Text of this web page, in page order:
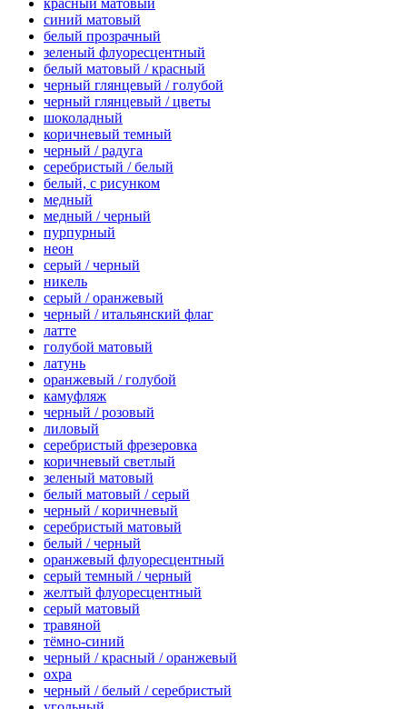
красный матовый
синий матовый
белый прозрачный
зеленый флуоресцентный
белый матовый / красный
черный глянцевый / голубой
черный глянцевый / цветы
шоколадный
коричневый темный
черный / радуга
серебристый / белый
белый, с рисунком
медный
медный / черный
пурпурный
неон
серый / черный
никель
серый / оранжевый
черный / итальянский флаг
латте
голубой матовый
латунь
оранжевый / голубой
камуфляж
черный / розовый
лиловый
серебристый фрезеровка
коричневый светлый
зеленый матовый
белый матовый / серый
черный / коричневый
серебристый матовый
белый / черный
оранжевый флуоресцентный
серый темный / черный
желтый флуоресцентный
серый матовый
травяной
тёмно-синий
черный / красный / оранжевый
охра
черный / белый / серебристый